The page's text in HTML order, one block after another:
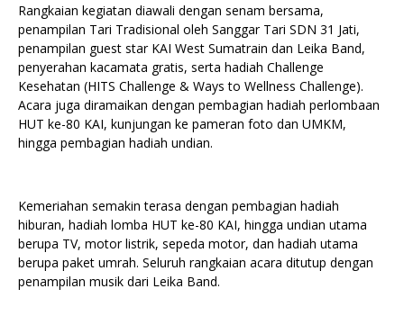
Rangkaian kegiatan diawali dengan senam bersama,
penampilan Tari Tradisional oleh Sanggar Tari SDN 31 Jati,
penampilan guest star KAI West Sumatrain dan Leika Band,
penyerahan kacamata gratis, serta hadiah Challenge
Kesehatan (HITS Challenge & Ways to Wellness Challenge).
Acara juga diramaikan dengan pembagian hadiah perlombaan
HUT ke-80 KAI, kunjungan ke pameran foto dan UMKM,
hingga pembagian hadiah undian.
Kemeriahan semakin terasa dengan pembagian hadiah
hiburan, hadiah lomba HUT ke-80 KAI, hingga undian utama
berupa TV, motor listrik, sepeda motor, dan hadiah utama
berupa paket umrah. Seluruh rangkaian acara ditutup dengan
penampilan musik dari Leika Band.